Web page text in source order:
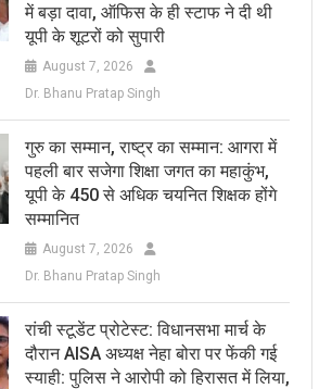
में बड़ा दावा, ऑफिस के ही स्टाफ ने दी थी
यूपी के शूटरों को सुपारी
August 7, 2026
Dr. Bhanu Pratap Singh
​गुरु का सम्मान, राष्ट्र का सम्मान: आगरा में
पहली बार सजेगा शिक्षा जगत का महाकुंभ,
यूपी के 450 से अधिक चयनित शिक्षक होंगे
सम्मानित
August 7, 2026
Dr. Bhanu Pratap Singh
रांची स्टूडेंट प्रोटेस्ट: विधानसभा मार्च के
दौरान AISA अध्यक्ष नेहा बोरा पर फेंकी गई
स्याही: पुलिस ने आरोपी को हिरासत में लिया,